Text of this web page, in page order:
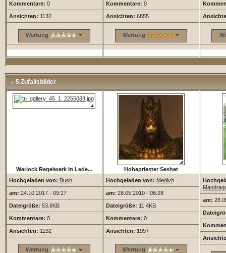
Kommentare: 0
Ansichten: 1132
Wertung
Kommentare: 0
Ansichten: 6855
Wertung
5 Zufallsbilder
Warlock Regelwerk in Lede...
Hochgeladen von: Bush
am: 24.10.2017 - 09:27
Dateigröße: 53.8KB
Kommentare: 0
Ansichten: 1132
Wertung
Hohepriester Seshet
Hochgeladen von: Medivh
am: 28.05.2010 - 08:28
Dateigröße: 11.4KB
Kommentare: 0
Ansichten: 1997
Wertung
am: